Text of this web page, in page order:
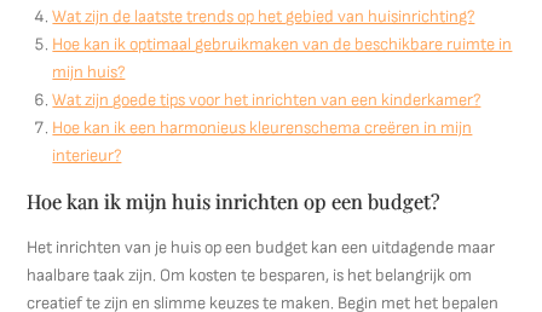
Wat zijn de laatste trends op het gebied van huisinrichting?
Hoe kan ik optimaal gebruikmaken van de beschikbare ruimte in
mijn huis?
Wat zijn goede tips voor het inrichten van een kinderkamer?
Hoe kan ik een harmonieus kleurenschema creëren in mijn
interieur?
Hoe kan ik mijn huis inrichten op een budget?
Het inrichten van je huis op een budget kan een uitdagende maar
haalbare taak zijn. Om kosten te besparen, is het belangrijk om
creatief te zijn en slimme keuzes te maken. Begin met het bepalen